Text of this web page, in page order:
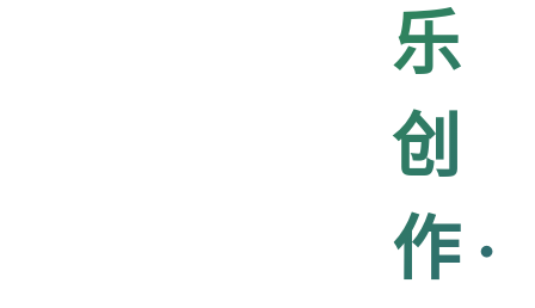
乐
创
作 ·